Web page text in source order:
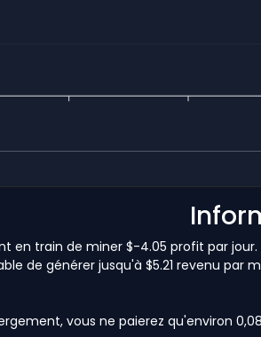
en train de miner $-4.05 profit par
de générer jusqu'à $5.21 revenu par
vous ne paierez qu'environ 0,08